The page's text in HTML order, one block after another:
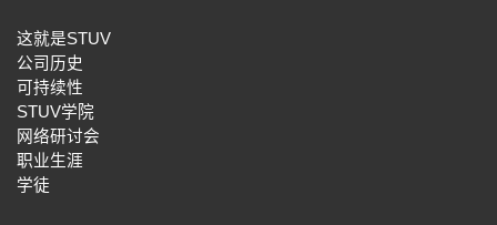
这就是STUV
公司历史
可持续性
STUV学院
网络研讨会
职业生涯
学徒